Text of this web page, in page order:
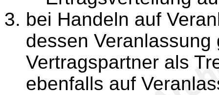
bei Handeln auf
dessen
Vertragspartner als
ebenfalls auf